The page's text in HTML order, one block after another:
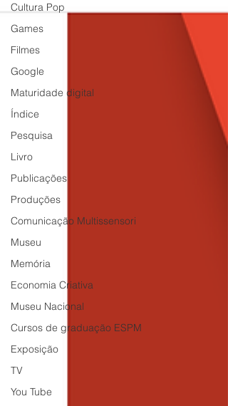
Cultura Pop
Games
Filmes
Google
Maturidade digital
Índice
Pesquisa
Livro
Publicações
Produções
Comunicação Multissensori
Museu
Memória
Economia Criativa
Museu Nacional
Cursos de graduação ESPM
Exposição
TV
You Tube